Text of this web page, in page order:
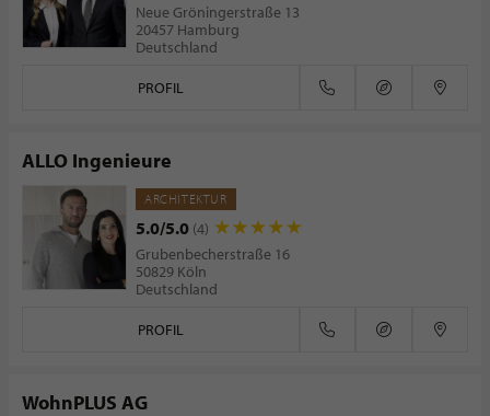
Neue Gröningerstraße 13
20457 Hamburg
Deutschland
PROFIL
ALLO Ingenieure
ARCHITEKTUR
5.0/5.0 (4)
Grubenbecherstraße 16
50829 Köln
Deutschland
PROFIL
WohnPLUS AG